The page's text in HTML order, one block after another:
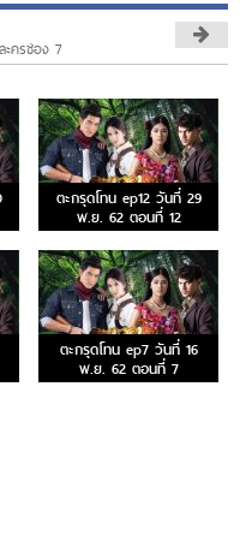
ครช่อง 7
ตะกรุดโทน ep12 วันที่ 29
พ.ย. 62 ตอนที่ 12
ตะกรุดโทน ep7 วันที่ 16
พ.ย. 62 ตอนที่ 7